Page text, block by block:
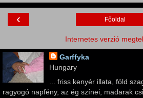
‹ Főoldal
Internetes verzió
Garffyka
Hungary
... friss kenyér illata, föld
ragyogó napfény, az ég színei, madarak